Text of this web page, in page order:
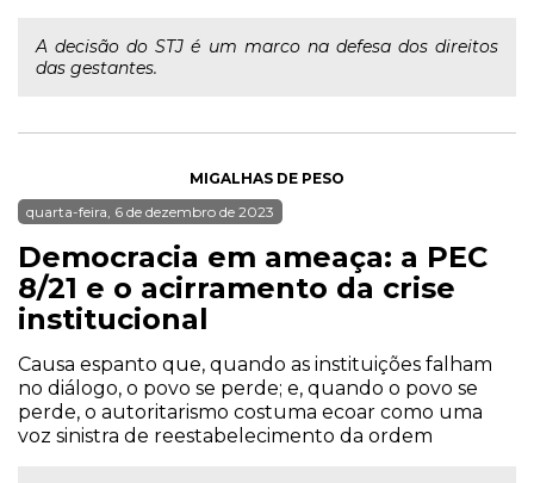
A decisão do STJ é um marco na defesa dos direitos
das gestantes.
MIGALHAS DE PESO
quarta-feira, 6 de dezembro de 2023
Democracia em ameaça: a PEC
8/21 e o acirramento da crise
institucional
Causa espanto que, quando as instituições falham
no diálogo, o povo se perde; e, quando o povo se
perde, o autoritarismo costuma ecoar como uma
voz sinistra de reestabelecimento da ordem